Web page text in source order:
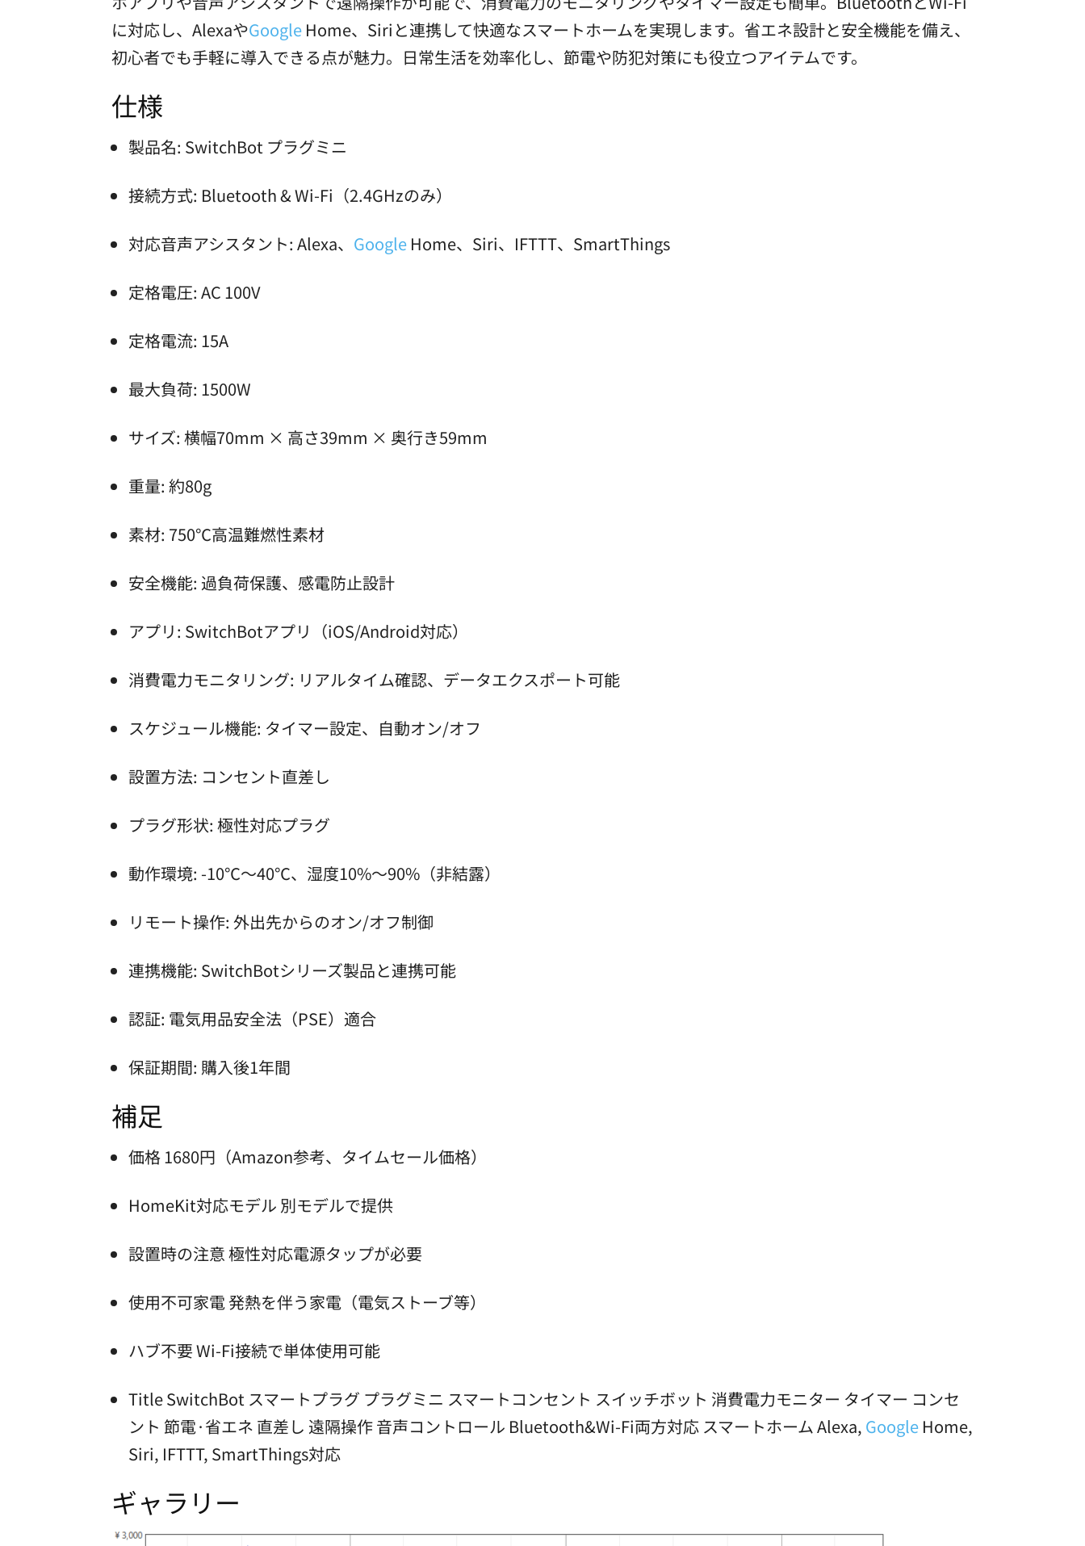
に対応し、AlexaやGoogle Home、Siriと連携して快適なスマートホームを実現します。省エネ設計と安全機能を備え、
初心者でも手軽に導入できる点が魅力。日常生活を効率化し、節電や防犯対策にも役立つアイテムです。
仕様
製品名: SwitchBot プラグミニ
接続方式: Bluetooth & Wi-Fi（2.4GHzのみ）
対応音声アシスタント: Alexa、 Google Home、Siri、IFTTT、SmartThings
定格電圧: AC 100V
定格電流: 15A
最大負荷: 1500W
サイズ: 横幅70mm × 高さ39mm × 奥行き59mm
重量: 約80g
素材: 750℃高温難燃性素材
安全機能: 過負荷保護、感電防止設計
アプリ: SwitchBotアプリ（iOS/Android対応）
消費電力モニタリング: リアルタイム確認、データエクスポート可能
スケジュール機能: タイマー設定、自動オン/オフ
設置方法: コンセント直差し
プラグ形状: 極性対応プラグ
動作環境: -10℃～40℃、湿度10%～90%（非結露）
リモート操作: 外出先からのオン/オフ制御
連携機能: SwitchBotシリーズ製品と連携可能
認証: 電気用品安全法（PSE）適合
保証期間: 購入後1年間
補足
価格 1680円（Amazon参考、タイムセール価格）
HomeKit対応モデル 別モデルで提供
設置時の注意 極性対応電源タップが必要
使用不可家電 発熱を伴う家電（電気ストーブ等）
ハブ不要 Wi-Fi接続で単体使用可能
Title SwitchBot スマートプラグ プラグミニ スマートコンセント スイッチボット 消費電力モニター タイマー コンセ
ント 節電·省エネ 直差し 遠隔操作 音声コントロール Bluetooth&Wi-Fi両方対応 スマートホーム Alexa, Google Home,
Siri, IFTTT, SmartThings対応
ギャラリー